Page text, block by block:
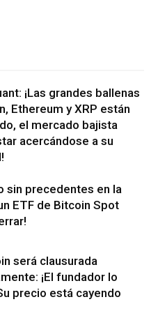
¡Las grandes ballenas
Ethereum y XRP están
el mercado bajista
acercándose a su
sin precedentes en la
ETF de Bitcoin Spot
será clausurada
¡El fundador lo
precio está cayendo